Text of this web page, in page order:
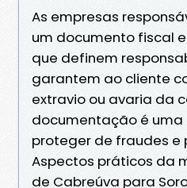
As empresas
um documento fiscal
que definem
garantem ao cliente
extravio ou avaria da
documentação é uma
proteger de fraudes e
Aspectos práticos da
de Cabreúva para